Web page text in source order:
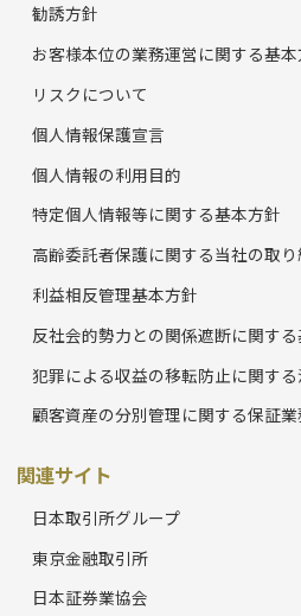
勧誘方針
お客様本位の業務運営に関する基本
リスクについて
個人情報保護宣言
個人情報の利用目的
特定個人情報等に関する基本方針
高齢委託者保護に関する当社の取
利益相反管理基本方針
反社会的勢力との関係遮断に関す
犯罪による収益の移転防止に関す
顧客資産の分別管理に関する保証
関連サイト
日本取引所グループ
東京金融取引所
日本証券業協会